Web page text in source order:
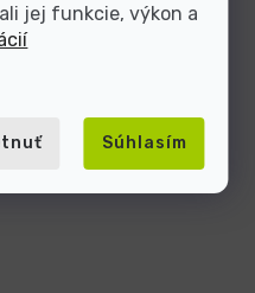
jej funkcie, výkon a
Súhlasím